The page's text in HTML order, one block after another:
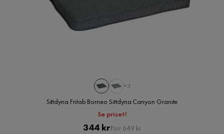
+3
Sittdyna Fritab Borneo Sittdyna Canyon Granite
Se priset!
Pris
344 krOriginal
Förr 649 kr